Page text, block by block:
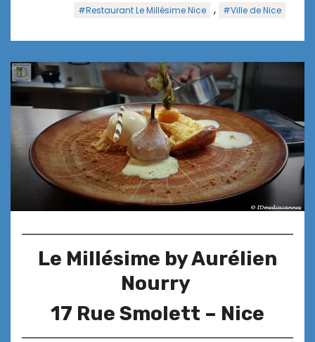
#Restaurant Le Millésime Nice , #Ville de Nice
Le Millésime by Aurélien
Nourry
17 Rue Smolett – Nice